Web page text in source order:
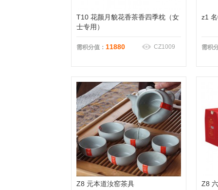
T10 花颜月貌花香茶香四季枕（女
士专用）
需积分值： 11880 CZ1009
z1
需积
Z8 元本道汝窑茶具 Z8